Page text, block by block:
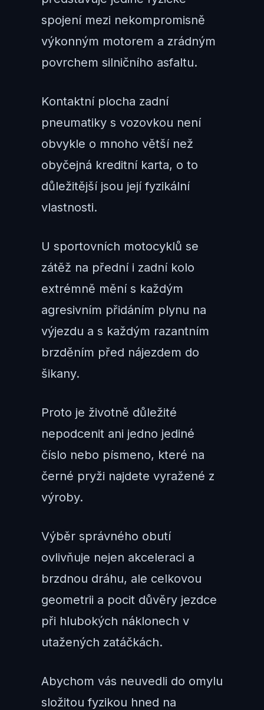
spojení mezi nekompromisně
výkonným motorem a zrádným
povrchem silničního asfaltu.
Kontaktní plocha zadní
pneumatiky s vozovkou není
obvykle o mnoho větší než
obyčejná kreditní karta, o to
důležitější jsou její fyzikální
vlastnosti.
U sportovních motocyklů se
zátěž na přední i zadní kolo
extrémně mění s každým
agresivním přidáním plynu na
výjezdu a s každým razantním
brzděním před nájezdem do
šikany.
Proto je životně důležité
nepodcenit ani jedno jediné
číslo nebo písmeno, které na
černé pryži najdete vyražené z
výroby.
Výběr správného obutí
ovlivňuje nejen akceleraci a
brzdnou dráhu, ale celkovou
geometrii a pocit důvěry jezdce
při hlubokých náklonech v
utažených zatáčkách.
Abychom vás neuvedli do omylu
složitou fyzikou hned na